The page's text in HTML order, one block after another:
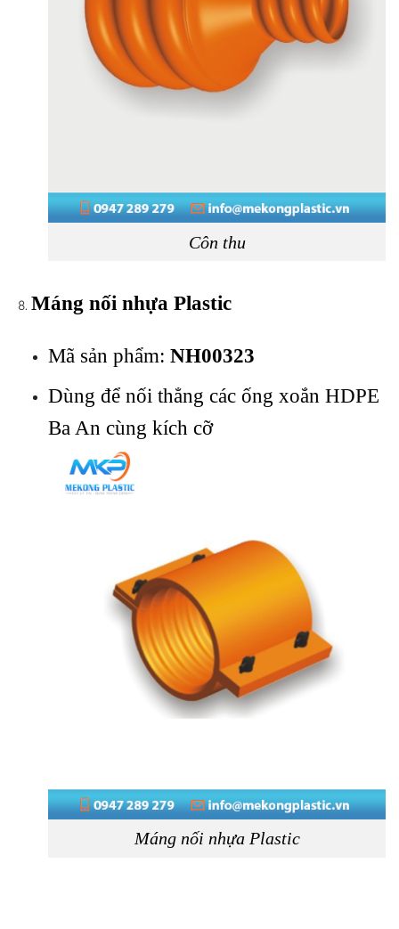
Côn thu
Máng nối nhựa Plastic
Mã sản phẩm: NH00323
Dùng để nối thẳng các ống xoắn HDPE
Ba An cùng kích cỡ
Máng nối nhựa Plastic